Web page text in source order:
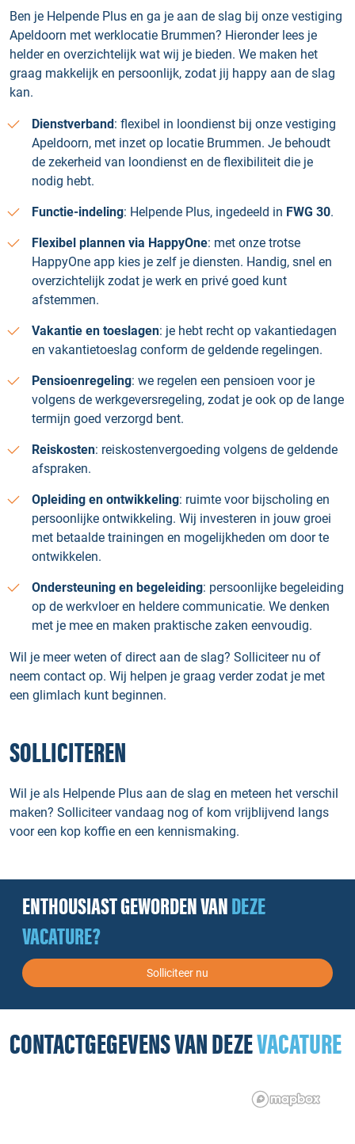
Ben je Helpende Plus en ga je aan de slag bij onze vestiging
Apeldoorn met werklocatie Brummen? Hieronder lees je
helder en overzichtelijk wat wij je bieden. We maken het
graag makkelijk en persoonlijk, zodat jij happy aan de slag
kan.
Dienstverband: flexibel in loondienst bij onze vestiging
Apeldoorn, met inzet op locatie Brummen. Je behoudt
de zekerheid van loondienst en de flexibiliteit die je
nodig hebt.
Functie-indeling: Helpende Plus, ingedeeld in FWG 30.
Flexibel plannen via HappyOne: met onze trotse
HappyOne app kies je zelf je diensten. Handig, snel en
overzichtelijk zodat je werk en privé goed kunt
afstemmen.
Vakantie en toeslagen: je hebt recht op vakantiedagen
en vakantietoeslag conform de geldende regelingen.
Pensioenregeling: we regelen een pensioen voor je
volgens de werkgeversregeling, zodat je ook op de lange
termijn goed verzorgd bent.
Reiskosten: reiskostenvergoeding volgens de geldende
afspraken.
Opleiding en ontwikkeling: ruimte voor bijscholing en
persoonlijke ontwikkeling. Wij investeren in jouw groei
met betaalde trainingen en mogelijkheden om door te
ontwikkelen.
Ondersteuning en begeleiding: persoonlijke begeleiding
op de werkvloer en heldere communicatie. We denken
met je mee en maken praktische zaken eenvoudig.
Wil je meer weten of direct aan de slag? Solliciteer nu of
neem contact op. Wij helpen je graag verder zodat je met
een glimlach kunt beginnen.
SOLLICITEREN
Wil je als Helpende Plus aan de slag en meteen het verschil
maken? Solliciteer vandaag nog of kom vrijblijvend langs
voor een kop koffie en een kennismaking.
ENTHOUSIAST GEWORDEN VANDEZE
VACATURE?
Solliciteer nu
CONTACTGEGEVENS VAN DEZEVACATURE